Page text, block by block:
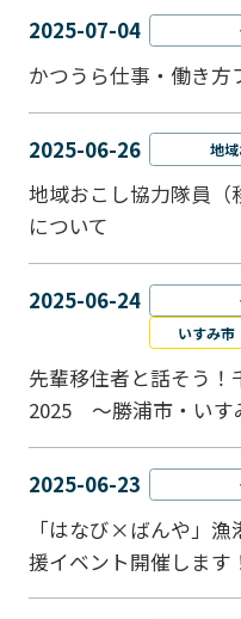
2025-07-04
かつうら仕事・働き方
2025-06-26 地
地域おこし協力隊員（
について
2025-06-24
いすみ市
先輩移住者と話そう
2025 ～勝浦市・いす
2025-06-23
「はなび×ばんや」
援イベント開催します